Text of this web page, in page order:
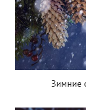
Зимние